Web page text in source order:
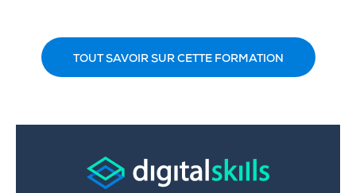
TOUT SAVOIR SUR CETTE FORMATION